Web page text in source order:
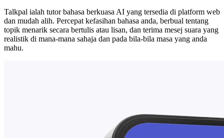
Talkpal ialah tutor bahasa berkuasa AI yang tersedia di platform web
dan mudah alih. Percepat kefasihan bahasa anda, berbual tentang
topik menarik secara bertulis atau lisan, dan terima mesej suara yang
realistik di mana-mana sahaja dan pada bila-bila masa yang anda
mahu.